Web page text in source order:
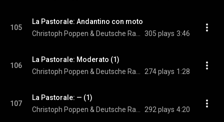
105
La Pastorale: Andantino con moto
305 plays 3:46
106
La Pastorale: Moderato (1)
274 plays 1:28
107
La Pastorale: — (1)
292 plays 4:20